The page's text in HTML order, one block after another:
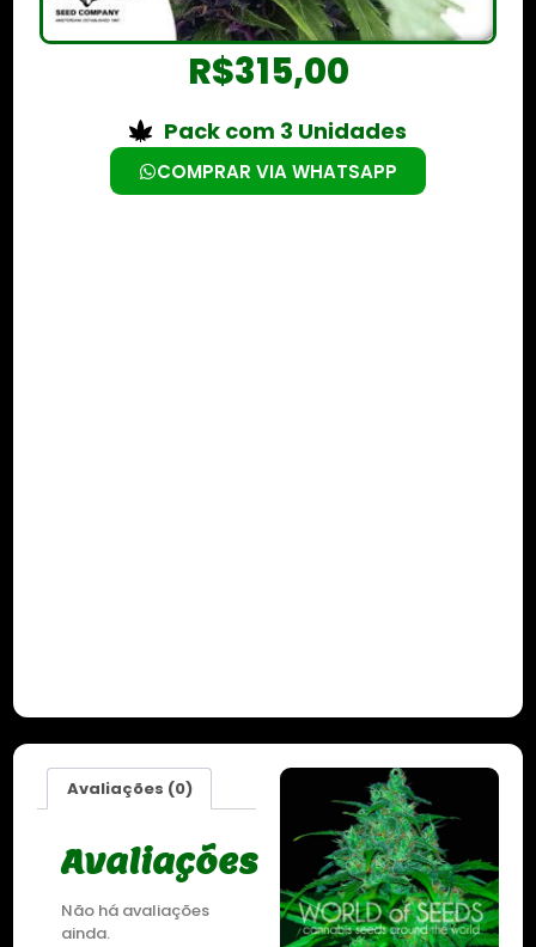
R$315,00
Pack com 3 Unidades
COMPRAR VIA WHATSAPP
Avaliações (0)
Avaliações
Não há avaliações
ainda.